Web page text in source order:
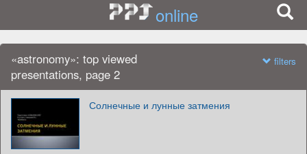
online
«astronomy»: top viewed
presentations, page 2
filters
Солнечные и лунные затмения